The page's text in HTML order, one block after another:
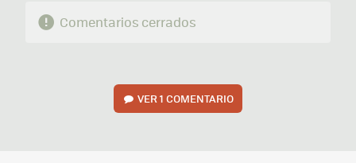
Comentarios cerrados
VER1 COMENTARIO